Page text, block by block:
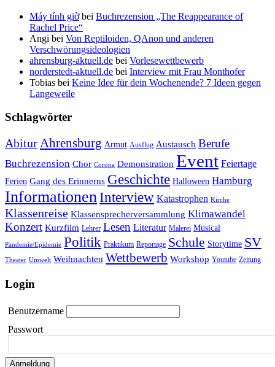
Máy tính giờbei Buchrezension „The Reappearance of
Rachel Price“
Angi bei Von Reptiloiden, QAnon und anderen
Verschwörungsideologien
ahrensburg-aktuell.de bei Vorlesewettbewerb
norderstedt-aktuell.de bei Interview mit Frau Monthofer
Tobias bei Keine Idee für dein Wochenende? 7 Ideen gegen
Langeweile
Schlagwörter
AbiturAhrensburg Armut Ausflug Austausch Berufe
Buchrezension Chor Corona Demonstration Event Feiertage
Ferien Gang des Erinnerns Geschichte Halloween Hamburg
InformationenInterview Katastrophen Kirche
Klassenreise Klassensprecherversammlung Klimawandel
Konzert Kurzfilm Lehrer Lesen Literatur Malerei Musical
Pandemie/Epidemie Politik Praktikum Reportage Schule Storytime SV
Theater Umwelt Weihnachten Wettbewerb Workshop Youtube Zeitung
Login
Benutzername
Passwort